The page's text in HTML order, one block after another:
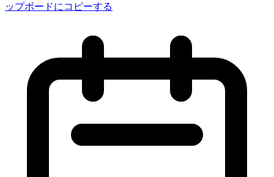
ップボードにコピーする